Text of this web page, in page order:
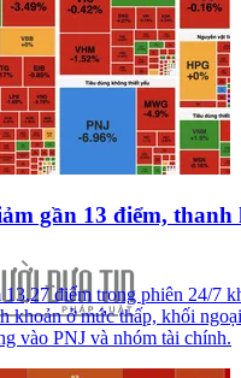
gần 13 điểm, thanh
điểm trong phiên 24/7
khoản ở mức thấp, khối
vào PNJ và nhóm tài chính.